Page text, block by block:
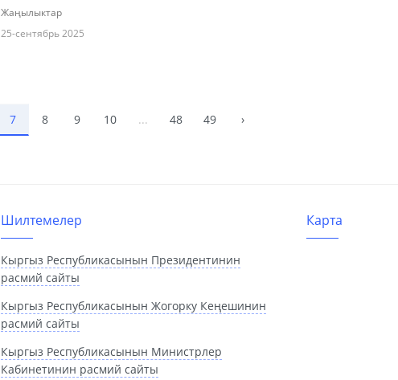
Жаңылыктар
25-сентябрь 2025
7 8 9 10 ... 48 49 ›
Шилтемелер
Кыргыз Республикасынын Президентинин
расмий сайты
Кыргыз Республикасынын Жогорку Кеңешинин
расмий сайты
Кыргыз Республикасынын Министрлер
Кабинетинин расмий сайты
Карта